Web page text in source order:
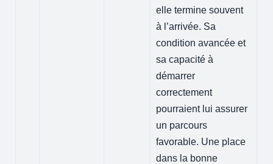
elle termine souvent
à l’arrivée. Sa
condition avancée et
sa capacité à
démarrer
correctement
pourraient lui assurer
un parcours
favorable. Une place
dans la bonne